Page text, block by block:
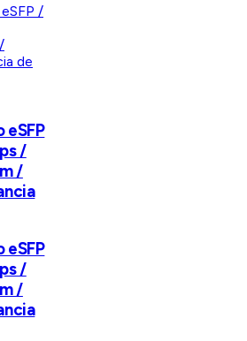
/
/
/
/